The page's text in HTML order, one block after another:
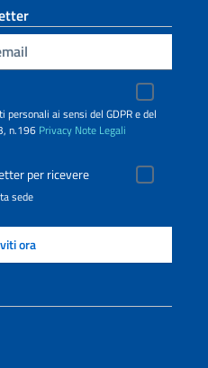
ai sensi del GDPR e del
n.196 Privacy Note Legali
per ricevere
sede